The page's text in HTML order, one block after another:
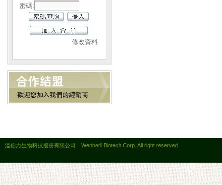
密碼:
修改資料
溫伯力生物科技股份有限公司 Wenberli Biotech Corp. All right reserved